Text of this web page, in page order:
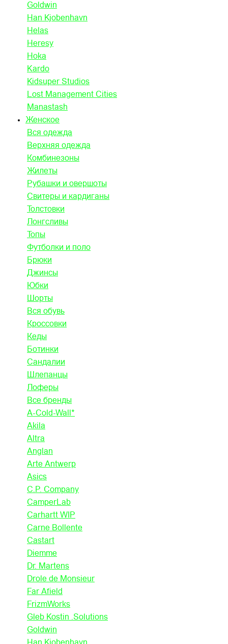
Goldwin
Han Kjobenhavn
Helas
Heresy
Hoka
Kardo
Kidsuper Studios
Lost Management Cities
Manastash
Женское
Вся одежда
Верхняя одежда
Комбинезоны
Жилеты
Рубашки и овершоты
Свитеры и кардиганы
Толстовки
Лонгсливы
Топы
Футболки и поло
Брюки
Джинсы
Юбки
Шорты
Вся обувь
Кроссовки
Кеды
Ботинки
Сандалии
Шлепанцы
Лоферы
Все бренды
A-Cold-Wall*
Akila
Altra
Anglan
Arte Antwerp
Asics
C.P. Company
CamperLab
Carhartt WIP
Carne Bollente
Castart
Diemme
Dr. Martens
Drole de Monsieur
Far Afield
FrizmWorks
Gleb Kostin .Solutions
Goldwin